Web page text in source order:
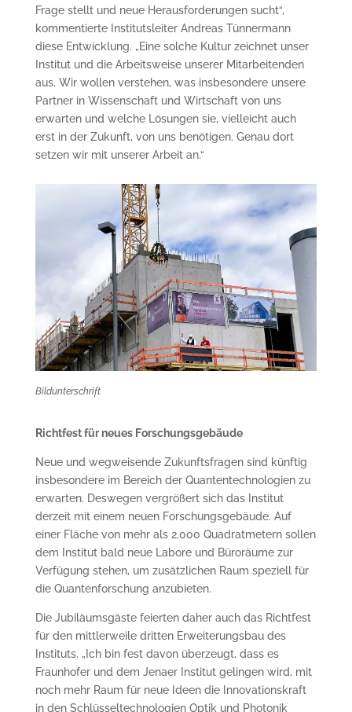
Frage stellt und neue Herausforderungen sucht“,
kommentierte Institutsleiter Andreas Tünnermann
diese Entwicklung. „Eine solche Kultur zeichnet unser
Institut und die Arbeitsweise unserer Mitarbeitenden
aus. Wir wollen verstehen, was insbesondere unsere
Partner in Wissenschaft und Wirtschaft von uns
erwarten und welche Lösungen sie, vielleicht auch
erst in der Zukunft, von uns benötigen. Genau dort
setzen wir mit unserer Arbeit an.“
Bildunterschrift
Richtfest für neues Forschungsgebäude
Neue und wegweisende Zukunftsfragen sind künftig
insbesondere im Bereich der Quantentechnologien zu
erwarten. Deswegen vergrößert sich das Institut
derzeit mit einem neuen Forschungsgebäude. Auf
einer Fläche von mehr als 2.000 Quadratmetern sollen
dem Institut bald neue Labore und Büroräume zur
Verfügung stehen, um zusätzlichen Raum speziell für
die Quantenforschung anzubieten.
Die Jubiläumsgäste feierten daher auch das Richtfest
für den mittlerweile dritten Erweiterungsbau des
Instituts. „Ich bin fest davon überzeugt, dass es
Fraunhofer und dem Jenaer Institut gelingen wird, mit
noch mehr Raum für neue Ideen die Innovationskraft
in den Schlüsseltechnologien Optik und Photonik